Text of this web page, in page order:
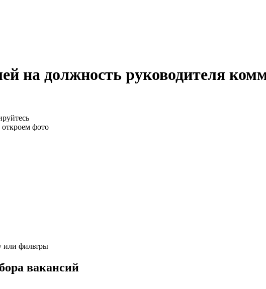
на должность руководителя
фото
или фильтры
вакансий